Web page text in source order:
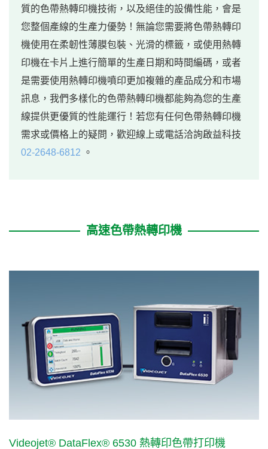
質的色帶熱轉印機技術，以及絕佳的設備性能，會是
您整個產線的生產力優勢！無論您需要將色帶熱轉印
機使用在柔韌性薄膜包裝、光滑的標籤，或使用熱轉
印機在卡片上進行簡單的生產日期和時間編碼，或者
是需要使用熱轉印機噴印更加複雜的產品成分和市場
訊息，我們多樣化的色帶熱轉印機都能夠為您的生產
線提供更優質的性能運行！若您有任何色帶熱轉印機
需求或價格上的疑問，歡迎線上或電話洽詢啟益科技
02-2648-6812 。
高速色帶熱轉印機
Videojet® DataFlex® 6530 熱轉印色帶打印機